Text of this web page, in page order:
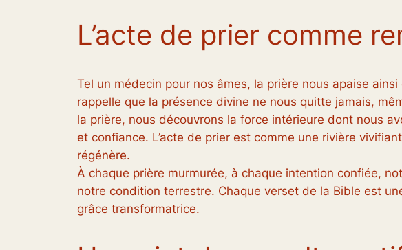
L’acte de prier comme
Tel un médecin pour nos âmes, la prière nous apaise
rappelle que la présence divine ne nous quitte jamais,
la prière, nous découvrons la force intérieure dont nous
et confiance. L’acte de prier est comme une rivière
régénère.
À chaque prière murmurée, à chaque intention confiée,
notre condition terrestre. Chaque verset de la Bible est
grâce transformatrice.